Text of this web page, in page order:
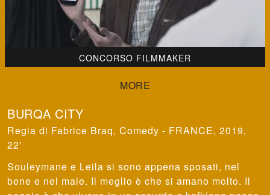
CONCORSO FILMMAKER
BURQA CITY
Fabrice Braq, Comedy - FRANCE, 2019,
22'
Souleymane e Leila si sono appena sposati, nel
bene e nel male. Il meglio è che si amano molto. Il